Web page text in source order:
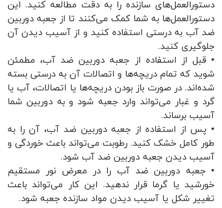
دستورالعمل‌های سازنده را به دقت مطالعه کنید. این
دستورالعمل‌ها به شما کمک می‌کنند تا از جعبه دوربین
ضد آب به درستی استفاده کنید و از آسیب دیدن آن
جلوگیری کنید.
• قبل از استفاده از جعبه دوربین ضد آب، مطمئن
شوید که تمام دریچه‌ها و اتصالات آن به درستی بسته
شده‌اند. در صورت باز بودن دریچه‌ها یا اتصالات، آب یا
گرد و غبار می‌تواند وارد جعبه شود و به دوربین شما
آسیب برساند.
• پس از استفاده از جعبه دوربین ضد آب، آن را به
طور کامل خشک کنید. رطوبت می‌تواند باعث خوردگی و
آسیب دیدن جعبه دوربین ضد آب شود.
• جعبه دوربین ضد آب را در معرض نور مستقیم
خورشید یا گرما قرار ندهید. این کار می‌تواند باعث
تغییر شکل یا آسیب دیدن مواد سازنده جعبه شود.